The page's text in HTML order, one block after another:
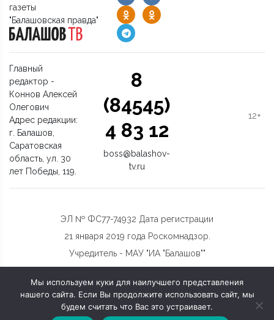
газеты
"Балашовская правда"
Главный
редактор -
Коннов Алексей
Олегович
Адрес редакции:
г. Балашов,
Саратовская
область, ул. 30
лет Победы, 119.
8
(84545)
4 83 12
boss@balashov-
tv.ru
12+
ЭЛ № ФС77-74932 Дата регистрации
21 января 2019 года Роскомнадзор.
Учредитель - МАУ "ИА "Балашов""
Мы используем куки для наилучшего представления
нашего сайта. Если Вы продолжите использовать сайт, мы
будем считать что Вас это устраивает.